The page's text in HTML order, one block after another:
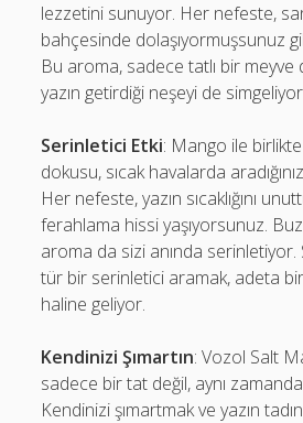
lezzetini sunuyor. Her nefeste,
bahçesinde dolaşıyormuşsunuz
Bu aroma, sadece tatlı bir meyve
yazın getirdiği neşeyi de
Serinletici Etki: Mango ile
dokusu, sıcak havalarda
Her nefeste, yazın sıcaklığını
ferahlama hissi yaşıyorsunuz.
aroma da sizi anında serinletiyor.
tür bir serinletici aramak, adeta
haline geliyor.
Kendinizi Şımartın: Vozol Salt
sadece bir tat değil, aynı
Kendinizi şımartmak ve yazın